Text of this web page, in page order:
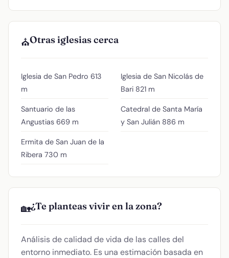
⛪Otras iglesias cerca
Iglesia de San Pedro 613
m
Santuario de las
Angustias 669 m
Ermita de San Juan de la
Ribera 730 m
Iglesia de San Nicolás de
Bari 821 m
Catedral de Santa María
y San Julián 886 m
🏡¿Te planteas vivir en la zona?
Análisis de calidad de vida de las calles del
entorno inmediato. Es una estimación basada en